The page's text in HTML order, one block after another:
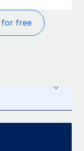
for free